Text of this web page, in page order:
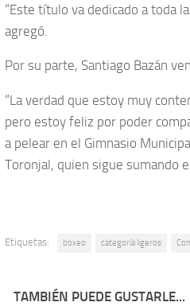
“Este título va dedicado a toda
agregó.
Por su parte, Santiago Bazán
“La verdad que estoy muy
pero estoy feliz por poder
a pelear en el Gimnasio
Toronjal, quien sigue sumando
Etiquetas: boxeo categoría ligeros
TAMBIÉN PUEDE GUSTARLE...